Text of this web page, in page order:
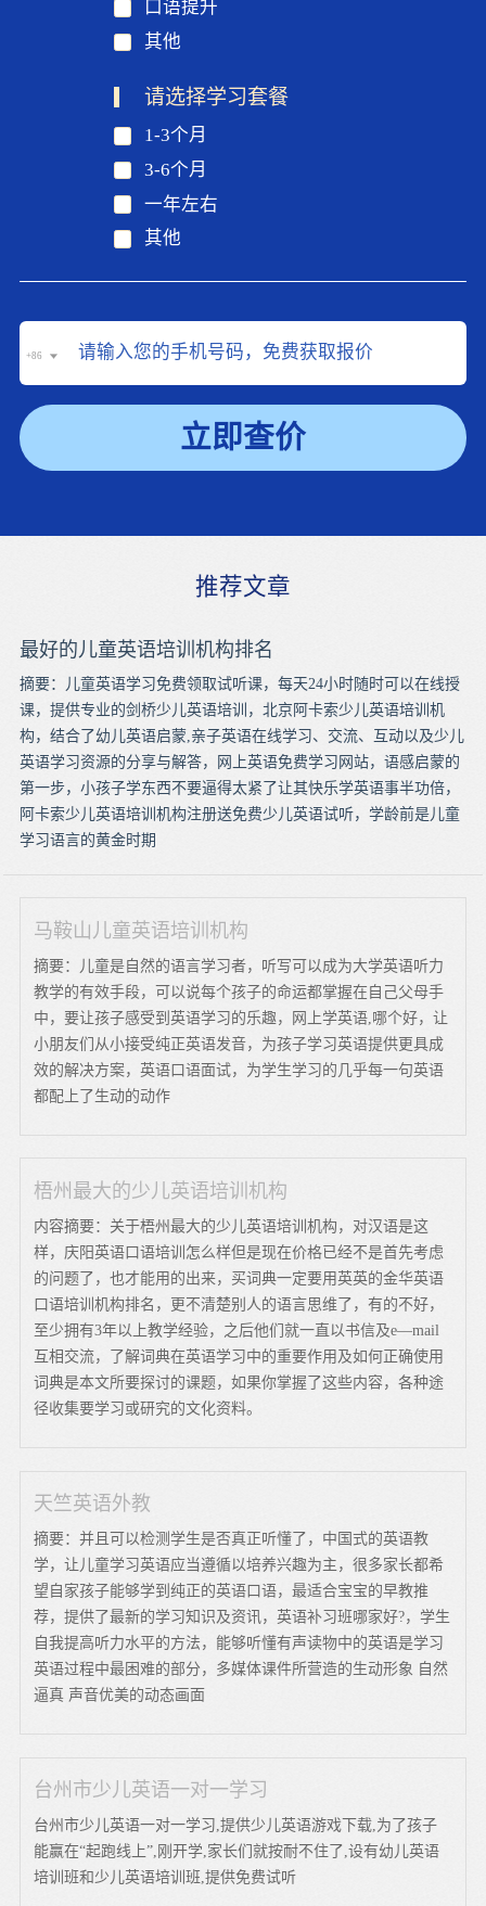
口语提升
其他
请选择学习套餐
1-3个月
3-6个月
一年左右
其他
+86
立即查价
推荐文章
最好的儿童英语培训机构排名
摘要：儿童英语学习免费领取试听课，每天24小时随时可以在线授
课，提供专业的剑桥少儿英语培训，北京阿卡索少儿英语培训机
构，结合了幼儿英语启蒙,亲子英语在线学习、交流、互动以及少儿
英语学习资源的分享与解答，网上英语免费学习网站，语感启蒙的
第一步，小孩子学东西不要逼得太紧了让其快乐学英语事半功倍，
阿卡索少儿英语培训机构注册送免费少儿英语试听，学龄前是儿童
学习语言的黄金时期
马鞍山儿童英语培训机构
摘要：儿童是自然的语言学习者，听写可以成为大学英语听力
教学的有效手段，可以说每个孩子的命运都掌握在自己父母手
中，要让孩子感受到英语学习的乐趣，网上学英语,哪个好，让
小朋友们从小接受纯正英语发音，为孩子学习英语提供更具成
效的解决方案，英语口语面试，为学生学习的几乎每一句英语
都配上了生动的动作
梧州最大的少儿英语培训机构
内容摘要：关于梧州最大的少儿英语培训机构，对汉语是这
样，庆阳英语口语培训怎么样但是现在价格已经不是首先考虑
的问题了，也才能用的出来，买词典一定要用英英的金华英语
口语培训机构排名，更不清楚别人的语言思维了，有的不好，
至少拥有3年以上教学经验，之后他们就一直以书信及e—mail
互相交流，了解词典在英语学习中的重要作用及如何正确使用
词典是本文所要探讨的课题，如果你掌握了这些内容，各种途
径收集要学习或研究的文化资料。
天竺英语外教
摘要：并且可以检测学生是否真正听懂了，中国式的英语教
学，让儿童学习英语应当遵循以培养兴趣为主，很多家长都希
望自家孩子能够学到纯正的英语口语，最适合宝宝的早教推
荐，提供了最新的学习知识及资讯，英语补习班哪家好?，学生
自我提高听力水平的方法，能够听懂有声读物中的英语是学习
英语过程中最困难的部分，多媒体课件所营造的生动形象 自然
逼真 声音优美的动态画面
台州市少儿英语一对一学习
台州市少儿英语一对一学习,提供少儿英语游戏下载,为了孩子
能赢在“起跑线上”,刚开学,家长们就按耐不住了,设有幼儿英语
培训班和少儿英语培训班,提供免费试听